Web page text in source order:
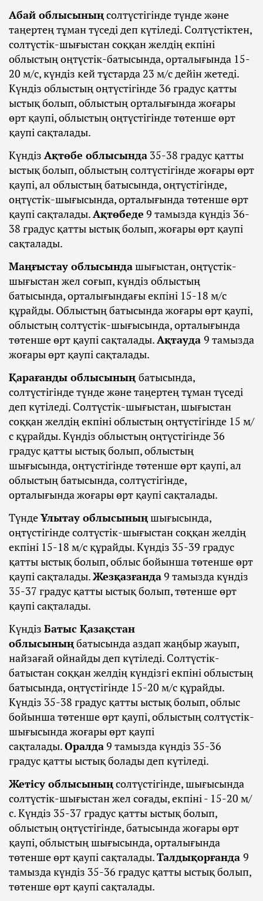
Абай облысыныңсолтүстігінде түнде және
таңертең тұман түседі деп күтіледі. Солтүстіктен,
солтүстік-шығыстан соққан желдің екпіні
облыстың оңтүстік-батысында, орталығында 15-
20 м/с, күндіз кей тұстарда 23 м/с дейін жетеді.
Күндіз облыстың оңтүстігінде 36 градус қатты
ыстық болып, облыстың орталығында жоғары
өрт қаупі, облыстың оңтүстігінде төтенше өрт
қаупі сақталады.
Күндіз Ақтөбе облысында 35-38 градус қатты
ыстық болып, облыстың солтүстігінде жоғары өрт
қаупі, ал облыстың батысында, оңтүстігінде,
оңтүстік-шығысында, орталығында төтенше өрт
қаупі сақталады.Ақтөбеде 9 тамызда күндіз 36-
38 градус қатты ыстық болып, жоғары өрт қаупі
сақталады.
Маңғыстау облысындашығыстан, оңтүстік-
шығыстан жел соғып, күндіз облыстың
батысында, орталығындағы екпіні 15-18 м/с
құрайды. Облыстың батысында жоғары өрт қаупі,
облыстың солтүстік-шығысында, орталығында
төтенше өрт қаупі сақталады.Ақтауда 9 тамызда
жоғары өрт қаупі сақталады.
Қарағанды облысының батысында,
солтүстігінде түнде және таңертең тұман түседі
деп күтіледі. Солтүстік-шығыстан, шығыстан
соққан желдің екпіні облыстың оңтүстігінде 15 м/
с құрайды. Күндіз облыстың оңтүстігінде 36
градус қатты ыстық болып, облыстың
шығысында, оңтүстігінде төтенше өрт қаупі, ал
облыстың батысында, солтүстігінде,
орталығында жоғары өрт қаупі сақталады.
ТүндеҰлытау облысыныңшығысында,
оңтүстігінде солтүстік-шығыстан соққан желдің
екпіні 15-18 м/с құрайды. Күндіз 35-39 градус
қатты ыстық болып, облыс бойынша төтенше өрт
қаупі сақталады.Жезқазғанда9 тамызда күндіз
35-37 градус қатты ыстық болып, төтенше өрт
қаупі сақталады.
Күндіз Батыс Қазақстан
облысыныңбатысында аздап жаңбыр жауып,
найзағай ойнайды деп күтіледі. Солтүстік-
батыстан соққан желдің күндізгі екпіні облыстың
батысында, оңтүстігінде 15-20 м/с құрайды.
Күндіз 35-38 градус қатты ыстық болып, облыс
бойынша төтенше өрт қаупі, облыстың солтүстік-
шығысында жоғары өрт қаупі
сақталады.Оралда9 тамызда күндіз 35-36
градус қатты ыстық болады деп күтіледі.
Жетісу облысыныңсолтүстігінде, шығысында
солтүстік-шығыстан жел соғады, екпіні - 15-20 м/
с. Күндіз 35-37 градус қатты ыстық болып,
облыстың оңтүстігінде, батысында жоғары өрт
қаупі, облыстың шығысында, орталығында
төтенше өрт қаупі сақталады.Талдықорғанда 9
тамызда күндіз 35-36 градус қатты ыстық болып,
төтенше өрт қаупі сақталады.